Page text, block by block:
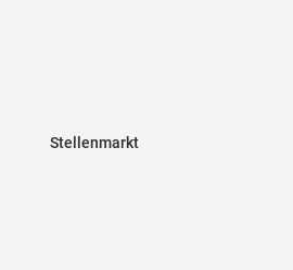
Stellenmarkt